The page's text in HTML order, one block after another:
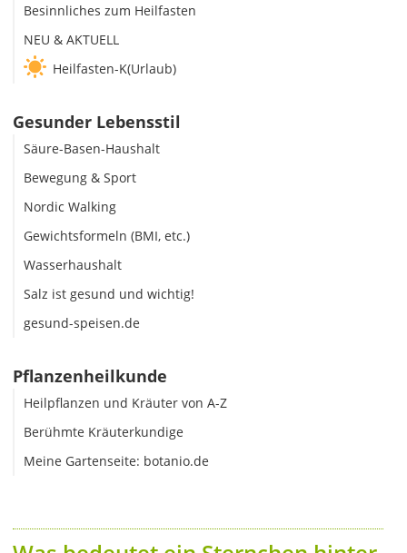
Besinnliches zum Heilfasten
NEU & AKTUELL
Heilfasten-K(Urlaub)
Gesunder Lebensstil
Säure-Basen-Haushalt
Bewegung & Sport
Nordic Walking
Gewichtsformeln (BMI, etc.)
Wasserhaushalt
Salz ist gesund und wichtig!
gesund-speisen.de
Pflanzenheilkunde
Heilpflanzen und Kräuter von A-Z
Berühmte Kräuterkundige
Meine Gartenseite: botanio.de